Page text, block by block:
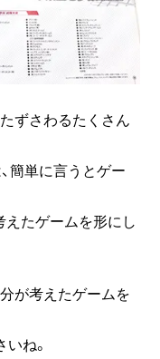
ずさわるたくさん
簡単に言うとゲー
たゲームを形にし
が考えたゲームを
ね。